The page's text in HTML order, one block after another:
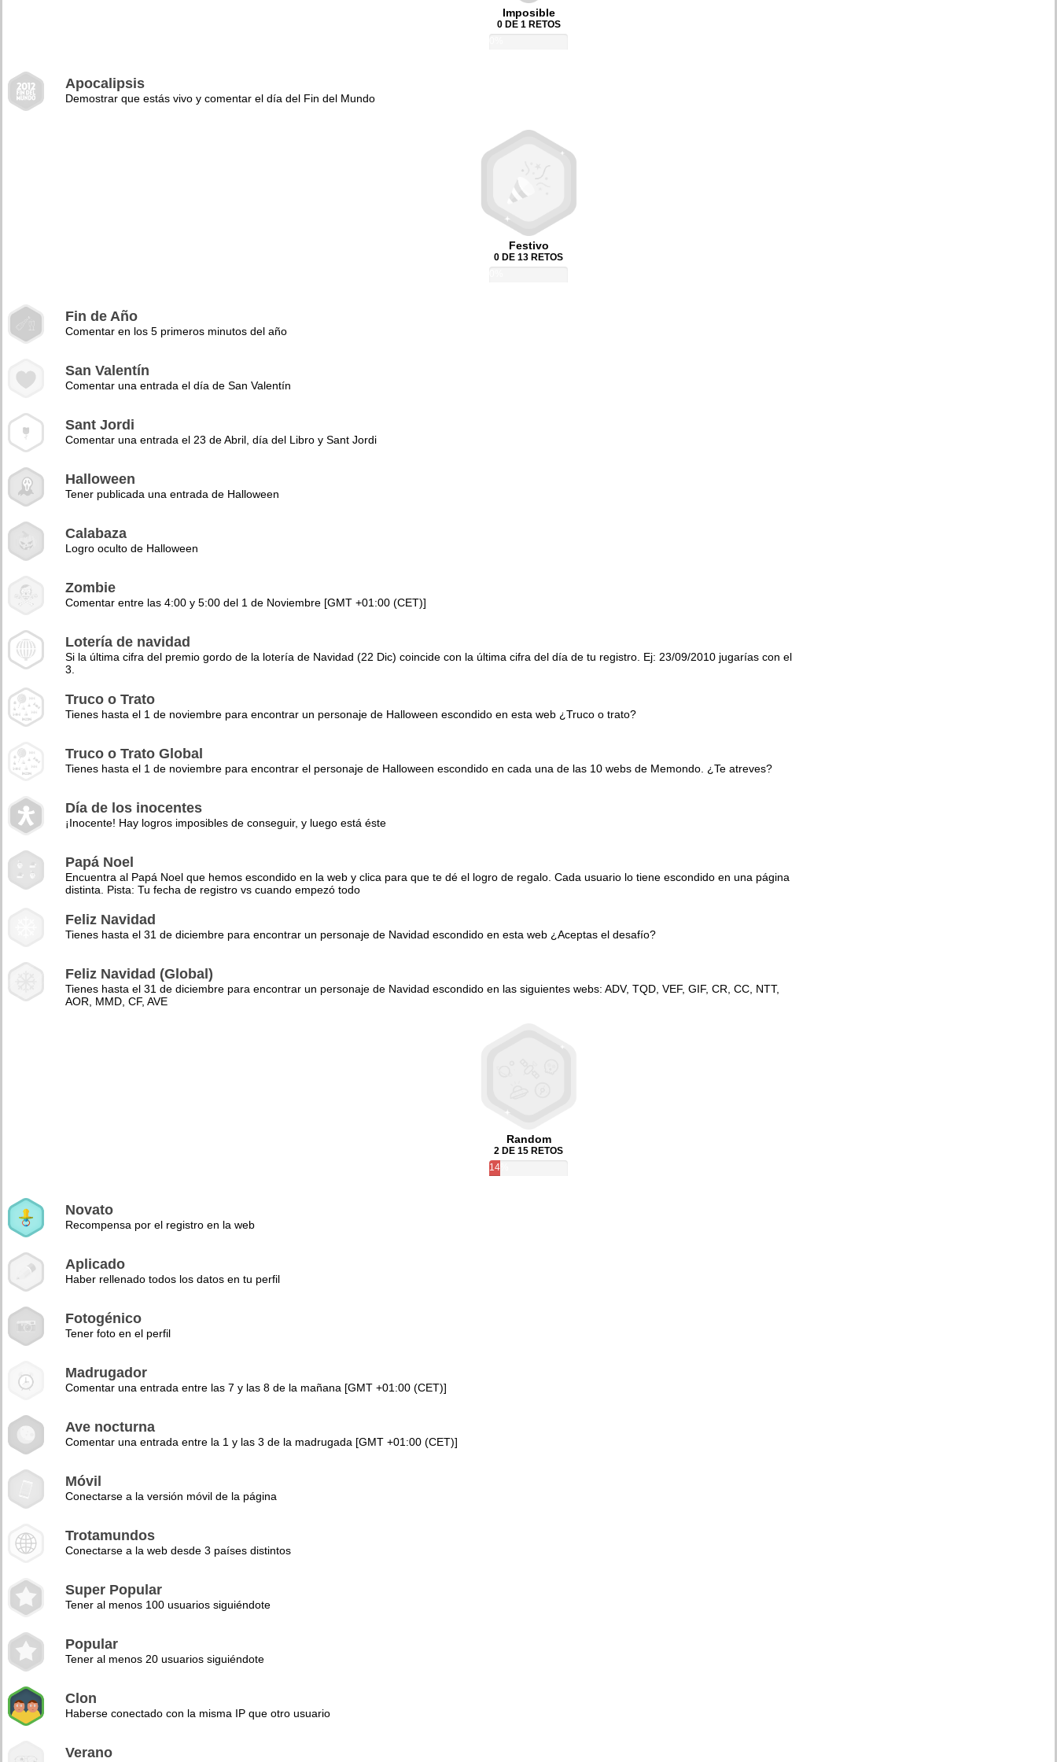
Imposible
0 DE 1 RETOS
Apocalipsis
Demostrar que estás vivo y comentar el día del Fin del Mundo
Festivo
0 DE 13 RETOS
Fin de Año
Comentar en los 5 primeros minutos del año
San Valentín
Comentar una entrada el día de San Valentín
Sant Jordi
Comentar una entrada el 23 de Abril, día del Libro y Sant Jordi
Halloween
Tener publicada una entrada de Halloween
Calabaza
Logro oculto de Halloween
Zombie
Comentar entre las 4:00 y 5:00 del 1 de Noviembre [GMT +01:00 (CET)]
Lotería de navidad
Si la última cifra del premio gordo de la lotería de Navidad (22 Dic) coincide con la última cifra del día de tu registro. Ej: 23/09/2010 jugarías con el
3.
Truco o Trato
Tienes hasta el 1 de noviembre para encontrar un personaje de Halloween escondido en esta web ¿Truco o trato?
Truco o Trato Global
Tienes hasta el 1 de noviembre para encontrar el personaje de Halloween escondido en cada una de las 10 webs de Memondo. ¿Te atreves?
Día de los inocentes
¡Inocente! Hay logros imposibles de conseguir, y luego está éste
Papá Noel
Encuentra al Papá Noel que hemos escondido en la web y clica para que te dé el logro de regalo. Cada usuario lo tiene escondido en una página
distinta. Pista: Tu fecha de registro vs cuando empezó todo
Feliz Navidad
Tienes hasta el 31 de diciembre para encontrar un personaje de Navidad escondido en esta web ¿Aceptas el desafío?
Feliz Navidad (Global)
Tienes hasta el 31 de diciembre para encontrar un personaje de Navidad escondido en las siguientes webs: ADV, TQD, VEF, GIF, CR, CC, NTT,
AOR, MMD, CF, AVE
Random
2 DE 15 RETOS
14%
Novato
Recompensa por el registro en la web
Aplicado
Haber rellenado todos los datos en tu perfil
Fotogénico
Tener foto en el perfil
Madrugador
Comentar una entrada entre las 7 y las 8 de la mañana [GMT +01:00 (CET)]
Ave nocturna
Comentar una entrada entre la 1 y las 3 de la madrugada [GMT +01:00 (CET)]
Móvil
Conectarse a la versión móvil de la página
Trotamundos
Conectarse a la web desde 3 países distintos
Super Popular
Tener al menos 100 usuarios siguiéndote
Popular
Tener al menos 20 usuarios siguiéndote
Clon
Haberse conectado con la misma IP que otro usuario
Verano